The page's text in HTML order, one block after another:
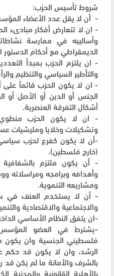
شروط تأسيس الحزب:
- أن لا يقل عدد الأعضاء
- ان لا تتعارض أفكار مبادىء
وأساليبه في ممارسة
الديمقراطي مع أحكام الدستور
- ان يلتزم الحزب بمبدأ
والتأطير السياسي والتنظيم
- ان لا يكون الحزب قائماً
الجنس أو الدين أو الأصل
أشكال التفرقة العنصرية.
- ان لا يكون الحزب
وتشكيلات وخلايا ومليشيات
-أن لا يكون كفرع لحزب
(خارج فلسطين).
- أن يكون ملتزم بالشفافية
وأهدافه وبرامجه ومراسلاته
ومشاريعه التنموية.
- أن لا يستخدم العنف في
والاجتماعية والاقتصادية
-ان يتفق النظام الأساسي
-يشترط في العضو
فلسطيني الجنسية وان
الرشد، وان لا يكون قد حكم
بالشرف والأمانة ما لم يكن قد
بالأهلية القانونية